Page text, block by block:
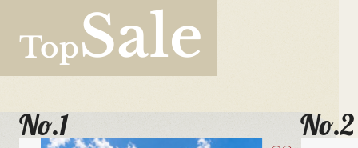
TopSale
No.1 No.2